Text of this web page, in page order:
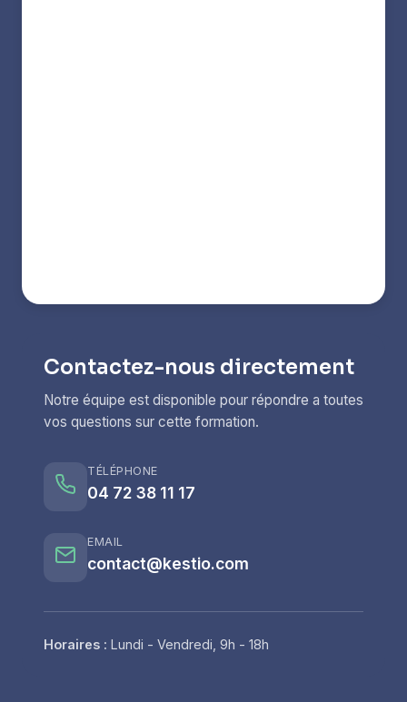
Contactez-nous directement
Notre équipe est disponible pour répondre a toutes
vos questions sur cette formation.
TÉLÉPHONE
04 72 38 11 17
EMAIL
contact@kestio.com
Horaires : Lundi - Vendredi, 9h - 18h